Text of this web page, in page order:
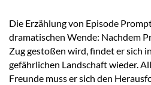
Die Erzählung von Episode
dramatischen Wende: Nachdem
Zug gestoßen wird, findet er sich
gefährlichen Landschaft wieder.
Freunde muss er sich den